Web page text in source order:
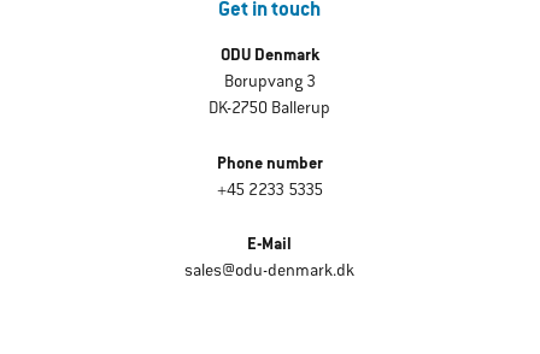
Get in touch
ODU Denmark
Borupvang 3
DK-2750 Ballerup
Phone number
+45 2233 5335
E-Mail
sales@odu-denmark.dk